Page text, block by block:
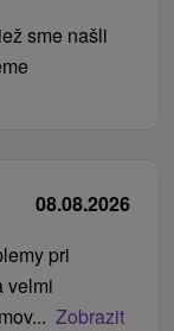
sme našli
08.08.2026
pri
velmi
Zobrazit